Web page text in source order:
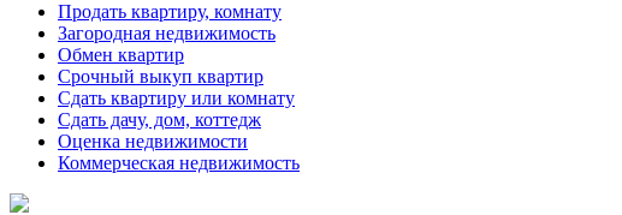
Продать квартиру, комнату
Загородная недвижимость
Обмен квартир
Срочный выкуп квартир
Сдать квартиру или комнату
Сдать дачу, дом, коттедж
Оценка недвижимости
Коммерческая недвижимость